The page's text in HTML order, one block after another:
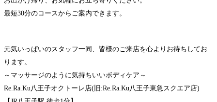
最短30分のコースからご案内できます。
元気いっぱいのスタッフ一同、皆様のご来店を心よりお待ちしてお
ります。
～マッサージのように気持ちいいボディケア～
Re.Ra.Ku八王子オクトーレ店(旧:Re.Ra.Ku八王子東急スクエア店)